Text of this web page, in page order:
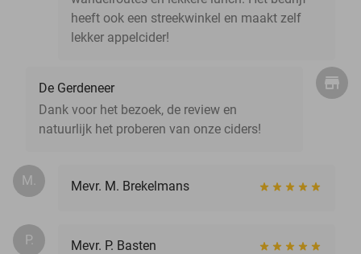
heeft ook een streekwinkel en maakt zelf
lekker appelcider!
De Gerdeneer
Dank voor het bezoek, de review en
natuurlijk het proberen van onze ciders!
M. Mevr. M. Brekelmans
P.
Mevr. P. Basten